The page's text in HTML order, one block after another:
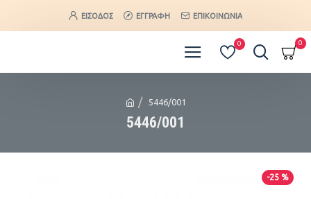
ΕΊΣΟΔΟΣ ΕΓΓΡΑΦΉ ΕΠΙΚΟΙΝΩΝΊΑ
0 0
5446/001
5446/001
-25 %